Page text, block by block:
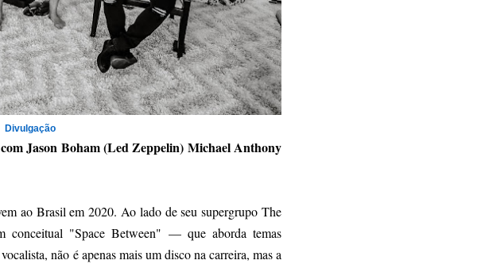
Divulgação
Jason Boham (Led Zeppelin) Michael Anthony
ao Brasil em 2020. Ao lado de seu supergrupo The
"Space Between" — que aborda temas
não é apenas mais um disco na carreira, mas a